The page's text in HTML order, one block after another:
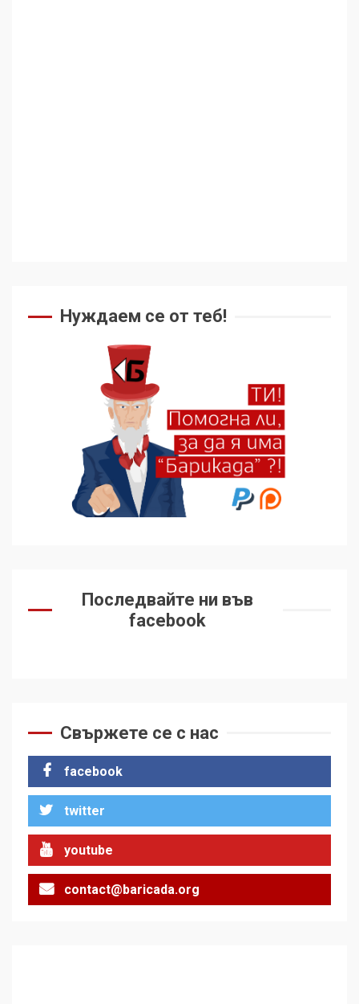
Нуждаем се от теб!
Последвайте ни във
facebook
Свържете се с нас
facebook
twitter
youtube
contact@baricada.org